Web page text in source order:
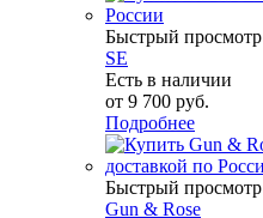
Быстрый просмотр
SE
Есть в наличии
от 9 700 руб.
Подробнее
Быстрый просмотр
Gun & Rose